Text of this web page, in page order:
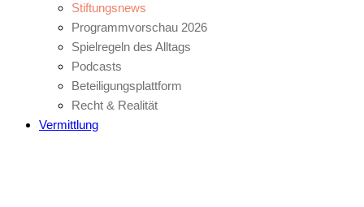
Stiftungsnews
Programmvorschau 2026
Spielregeln des Alltags
Podcasts
Beteiligungsplattform
Recht & Realität
Vermittlung